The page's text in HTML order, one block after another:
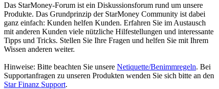
Das StarMoney-Forum ist ein Diskussionsforum rund um unsere
Produkte. Das Grundprinzip der StarMoney Community ist dabei
ganz einfach: Kunden helfen Kunden. Erfahren Sie im Austausch
mit anderen Kunden viele nützliche Hilfestellungen und interessante
Tipps und Tricks. Stellen Sie Ihre Fragen und helfen Sie mit Ihrem
Wissen anderen weiter.
Hinweise: Bitte beachten Sie unsere Netiquette/Benimmregeln. Bei
Supportanfragen zu unseren Produkten wenden Sie sich bitte an den
Star Finanz Support.